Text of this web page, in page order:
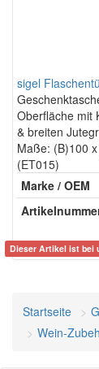
sigel
Oberfläche mit
& breiten
Maße: (B)100
(ET015)
Marke / OEM
Dieser Artikel ist bei
Startseite
Wein-